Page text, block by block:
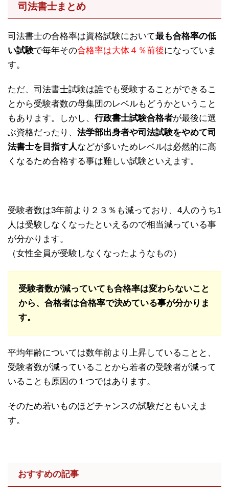
司法書士まとめ
司法書士の合格率は資格試験において最も合格率の低
い試験で毎年その合格率は大体４％前後になっていま
す。
ただ、司法書士試験は誰でも受験することができるこ
とから受験者数の母集団のレベルもどうかということ
もあります。しかし、 行政書士試験合格者が最後に選
ぶ資格だったり、 法学部出身者や司法試験をやめて司
法書士を目指す人などが多いためレベルは必然的に高
くなるため合格する事は難しい試験といえます。
受験者数は3年前より２３％も減っており、4人のうち1
人は受験しなくなったといえるので相当減っている事
が分かります。
（女性全員が受験しなくなったようなもの）
受験者数が減っていても合格率は変わらないこと
から、合格者は合格率で決めている事が分かりま
す。
平均年齢については数年前より上昇していることと、
受験者数が減っていることから若者の受験者が減って
いることも原因の１つではあります。
そのため若いものほどチャンスの試験だともいえま
す。
おすすめの記事